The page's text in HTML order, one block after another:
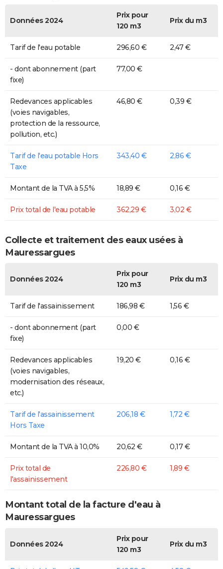
Données 2024
Prix pour
120 m3
Prix du m3
Tarif de l'eau potable 296,60 € 2,47 €
- dont abonnement (part
fixe)
77,00 €
Redevances applicables
(voies navigables,
protection de la ressource,
pollution, etc.)
46,80 € 0,39 €
Tarif de l'eau potable Hors
Taxe
343,40 € 2,86 €
Montant de la TVA à 5,5% 18,89 € 0,16 €
Prix total de l'eau potable 362,29 € 3,02 €
Collecte et traitement des eaux usées à
Mauressargues
Données 2024
Prix pour
120 m3
Prix du m3
Tarif de l'assainissement 186,98 € 1,56 €
- dont abonnement (part
fixe)
0,00 €
Redevances applicables
(voies navigables,
modernisation des réseaux,
etc.)
19,20 € 0,16 €
Tarif de l'assainissement
Hors Taxe
206,18 € 1,72 €
Montant de la TVA à 10,0% 20,62 € 0,17 €
Prix total de
l'assainissement
226,80 € 1,89 €
Montant total de la facture d'eau à
Mauressargues
Données 2024
Prix pour
120 m3
Prix du m3